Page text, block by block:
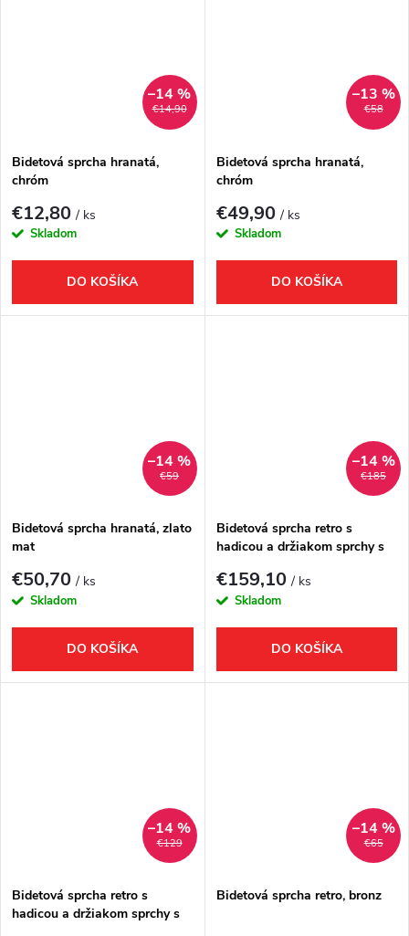
€14,90
–14 %
Bidetová sprcha hranatá,
chróm
€12,80/ ks
Skladom
DO KOŠÍKA
€58
–13 %
Bidetová sprcha hranatá,
chróm
€49,90/ ks
Skladom
DO KOŠÍKA
€59
–14 %
Bidetová sprcha hranatá, zlato
mat
€50,70/ ks
Skladom
DO KOŠÍKA
€185
–14 %
Bidetová sprcha retro s
hadicou a držiakom sprchy s
€159,10/ ks
Skladom
DO KOŠÍKA
€129
–14 %
Bidetová sprcha retro s
hadicou a držiakom sprchy s
€65
–14 %
Bidetová sprcha retro, bronz